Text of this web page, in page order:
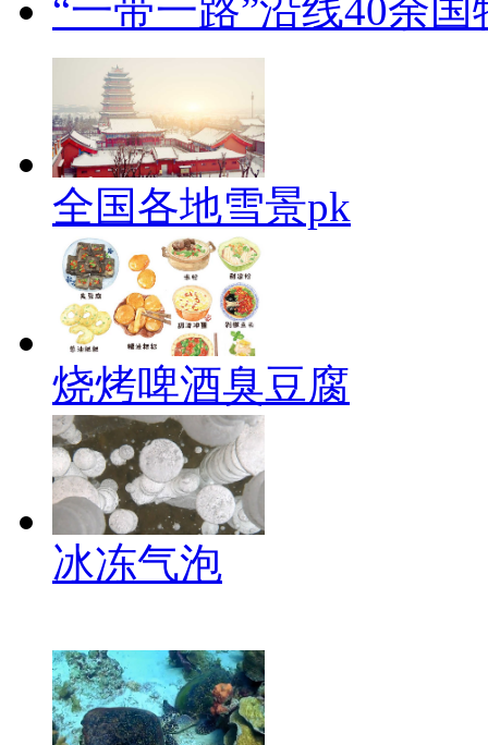
“一带一路”沿线40余
全国各地雪景pk
烧烤啤酒臭豆腐
冰冻气泡